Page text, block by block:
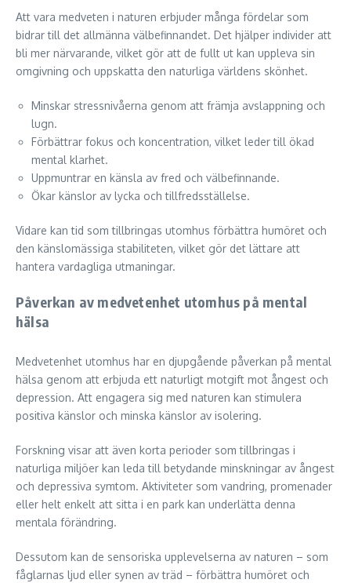
Att vara medveten i naturen erbjuder många fördelar som
bidrar till det allmänna välbefinnandet. Det hjälper individer att
bli mer närvarande, vilket gör att de fullt ut kan uppleva sin
omgivning och uppskatta den naturliga världens skönhet.
Minskar stressnivåerna genom att främja avslappning och
lugn.
Förbättrar fokus och koncentration, vilket leder till ökad
mental klarhet.
Uppmuntrar en känsla av fred och välbefinnande.
Ökar känslor av lycka och tillfredsställelse.
Vidare kan tid som tillbringas utomhus förbättra humöret och
den känslomässiga stabiliteten, vilket gör det lättare att
hantera vardagliga utmaningar.
Påverkan av medvetenhet utomhus på mental
hälsa
Medvetenhet utomhus har en djupgående påverkan på mental
hälsa genom att erbjuda ett naturligt motgift mot ångest och
depression. Att engagera sig med naturen kan stimulera
positiva känslor och minska känslor av isolering.
Forskning visar att även korta perioder som tillbringas i
naturliga miljöer kan leda till betydande minskningar av ångest
och depressiva symtom. Aktiviteter som vandring, promenader
eller helt enkelt att sitta i en park kan underlätta denna
mentala förändring.
Dessutom kan de sensoriska upplevelserna av naturen – som
fåglarnas ljud eller synen av träd – förbättra humöret och